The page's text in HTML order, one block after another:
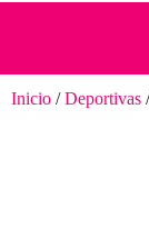
Inicio /Deportivas